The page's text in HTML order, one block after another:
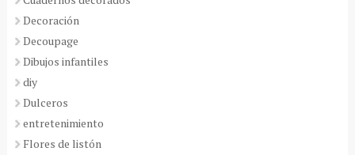
Decoración
Decoupage
Dibujos infantiles
diy
Dulceros
entretenimiento
Flores de listón